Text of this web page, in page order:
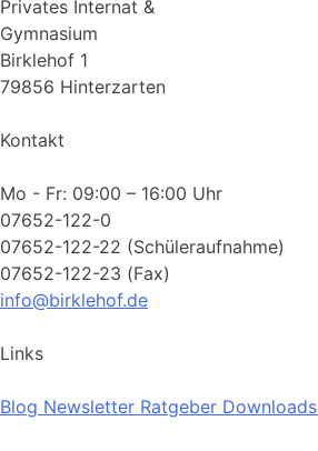
Privates Internat &
Gymnasium
Birklehof 1
79856 Hinterzarten
Kontakt
Mo - Fr: 09:00 – 16:00 Uhr
07652-122-0
07652-122-22 (Schüleraufnahme)
07652-122-23 (Fax)
info@birklehof.de
Links
Blog Newsletter Ratgeber Downloads